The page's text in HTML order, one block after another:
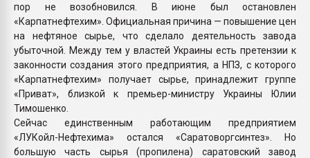
пор не возобновился. В июне был остановлен
«Карпатнефтехим». Официальная причина — повышение цен
на нефтяное сырье, что сделало деятельность завода
убыточной. Между тем у властей Украины есть претензии к
законности создания этого предприятия, а НПЗ, с которого
«Карпатнефтехим» получает сырье, принадлежит группе
«Приват», близкой к премьер-министру Украины Юлии
Тимошенко.
Сейчас единственным работающим предприятием
«ЛУКойл-Нефтехима» остался «Саратоворгсинтез». Но
большую часть сырья (пропилена) саратовский завод